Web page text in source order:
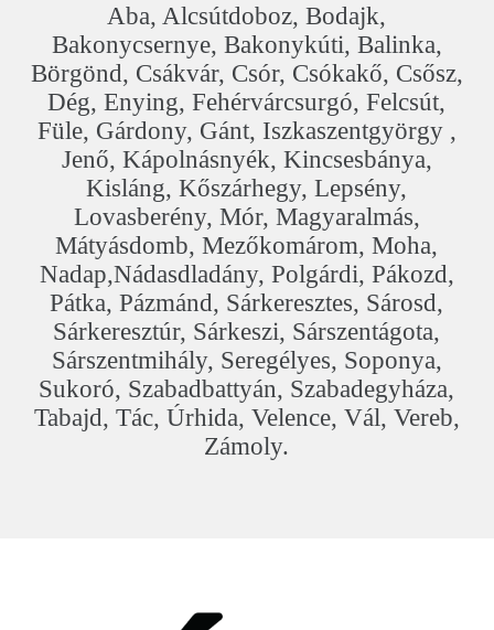
Aba, Alcsútdoboz, Bodajk,
Bakonycsernye, Bakonykúti, Balinka,
Börgönd, Csákvár, Csór, Csókakő, Csősz,
Dég, Enying, Fehérvárcsurgó, Felcsút,
Füle, Gárdony, Gánt, Iszkaszentgyörgy ,
Jenő, Kápolnásnyék, Kincsesbánya,
Kisláng, Kőszárhegy, Lepsény,
Lovasberény, Mór, Magyaralmás,
Mátyásdomb, Mezőkomárom, Moha,
Nadap,Nádasdladány, Polgárdi, Pákozd,
Pátka, Pázmánd, Sárkeresztes, Sárosd,
Sárkeresztúr, Sárkeszi, Sárszentágota,
Sárszentmihály, Seregélyes, Soponya,
Sukoró, Szabadbattyán, Szabadegyháza,
Tabajd, Tác, Úrhida, Velence, Vál, Vereb,
Zámoly.